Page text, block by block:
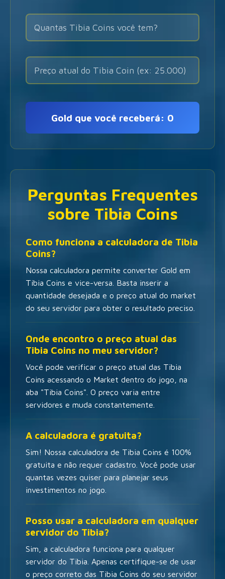
Gold que você receberá: 0
Perguntas Frequentes
sobre Tibia Coins
Como funciona a calculadora de Tibia
Coins?
Nossa calculadora permite converter Gold em
Tibia Coins e vice-versa. Basta inserir a
quantidade desejada e o preço atual do market
do seu servidor para obter o resultado preciso.
Onde encontro o preço atual das
Tibia Coins no meu servidor?
Você pode verificar o preço atual das Tibia
Coins acessando o Market dentro do jogo, na
aba "Tibia Coins". O preço varia entre
servidores e muda constantemente.
A calculadora é gratuita?
Sim! Nossa calculadora de Tibia Coins é 100%
gratuita e não requer cadastro. Você pode usar
quantas vezes quiser para planejar seus
investimentos no jogo.
Posso usar a calculadora em qualquer
servidor do Tibia?
Sim, a calculadora funciona para qualquer
servidor do Tibia. Apenas certifique-se de usar
o preço correto das Tibia Coins do seu servidor